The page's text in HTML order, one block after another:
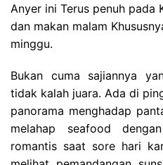
Anyer ini Terus penuh pada
dan makan malam
minggu.
Bukan cuma sajiannya
tidak kalah juara. Ada di
panorama menghadap
melahap seafood
romantis saat sore hari